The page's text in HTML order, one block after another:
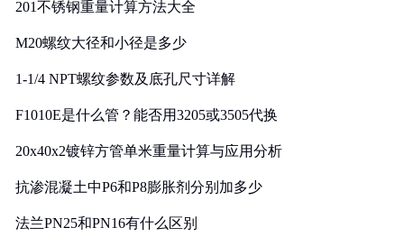
201不锈钢重量计算方法大全
M20螺纹大径和小径是多少
1-1/4 NPT螺纹参数及底孔尺寸详解
F1010E是什么管？能否用3205或3505代换
20x40x2镀锌方管单米重量计算与应用分析
抗渗混凝土中P6和P8膨胀剂分别加多少
法兰PN25和PN16有什么区别